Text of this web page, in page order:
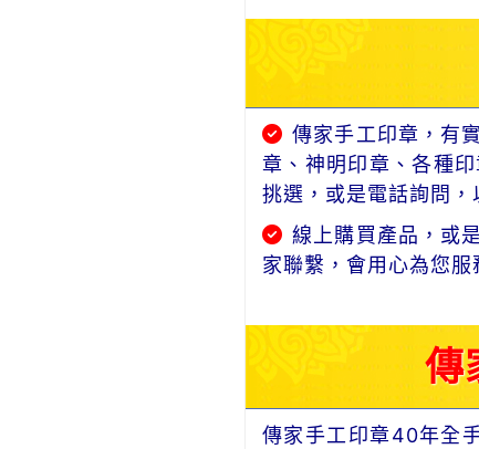
傳家手工印章，有
章、神明印章、各種
挑選，或是電話詢問
線上購買產品，或
家聯繫，會用心為您服
傳
傳家手工印章40年全